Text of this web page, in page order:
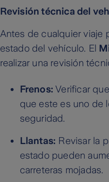
Revisión técnica del
Antes de cualquier viaje
estado del vehículo. El
realizar una revisión
Frenos:Verificar
que este es uno de
seguridad.
Llantas: Revisar la
estado pueden
carreteras mojadas.